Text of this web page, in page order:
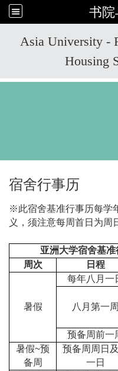
书院
Asia University -
Housing
宿舍行事历
※此宿舍基准行事历每学
义，须注意每周首日为周
亚洲大学宿舍基
周次
日程
暑假
每年八月一
八月第一周
预备周前一
暑假~预
备周
预备周周日
一日